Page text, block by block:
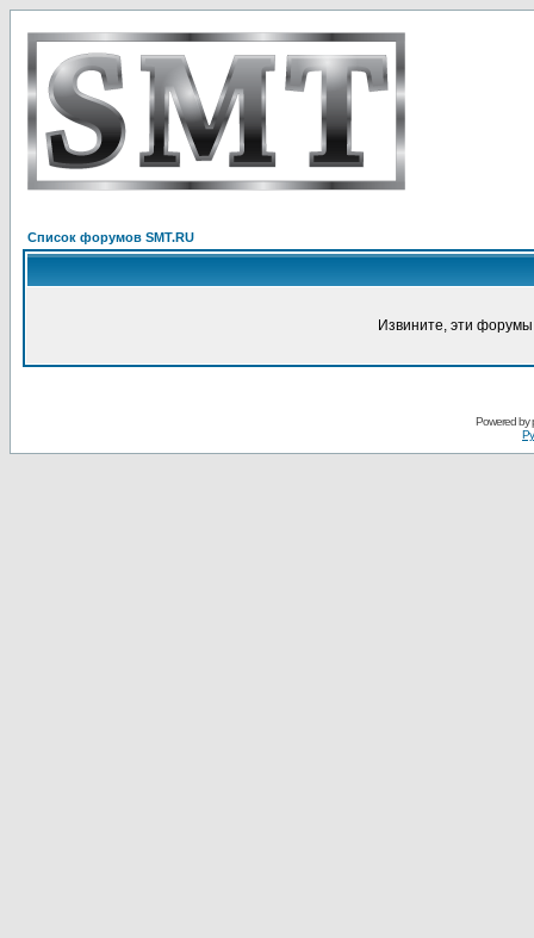
Список форумов SMT.RU
Извините, эти
Powered by